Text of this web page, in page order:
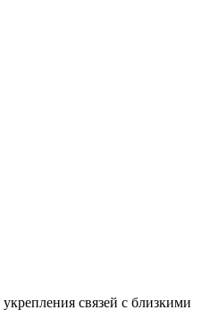
связей с близкими